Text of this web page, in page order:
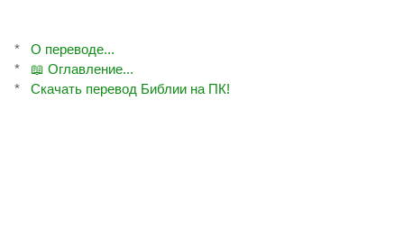
*
О переводе...
*
📖 Оглавление...
*
Скачать перевод Библии на ПК!